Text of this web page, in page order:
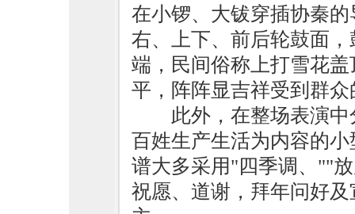
在小锣、大钹穿插协秦
右、上下、前后轮鼓面
端，民间俗称上打雪花
平，阵阵显吉祥受到群众
此外，在整场表演
百姓生产生活为内容的
谱大多采用"四季调、""
祝愿、道谢，拜年问好